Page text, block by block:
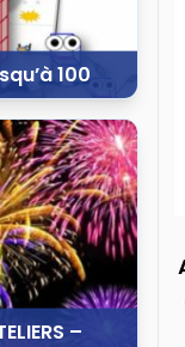
100
28 596 vues
–